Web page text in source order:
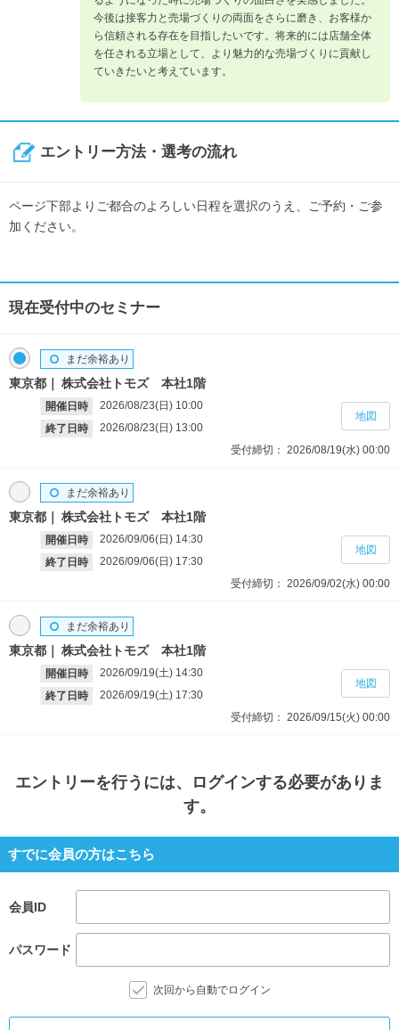
今後は接客力と売場づくりの両面をさらに磨き、お客様か
ら信頼される存在を目指したいです。将来的には店舗全体
を任される立場として、より魅力的な売場づくりに貢献し
ていきたいと考えています。
エントリー方法・選考の流れ
ページ下部よりご都合のよろしい日程を選択のうえ、ご予約・ご参
加ください。
現在受付中のセミナー
東京都 株式会社トモズ 本社1階
開催日時 2026/08/23(日) 10:00
終了日時
2026/08/23(日) 13:00
まだ余裕あり
受付締切： 2026/08/19(水) 00:00
地図
東京都 株式会社トモズ 本社1階
開催日時 2026/09/06(日) 14:30
終了日時
2026/09/06(日) 17:30
まだ余裕あり
受付締切： 2026/09/02(水) 00:00
地図
東京都 株式会社トモズ 本社1階
開催日時 2026/09/19(土) 14:30
終了日時
2026/09/19(土) 17:30
まだ余裕あり
受付締切： 2026/09/15(火) 00:00
地図
エントリーを行うには、ログインする必要がありま
す。
すでに会員の方はこちら
会員ID
パスワード
次回から自動でログイン